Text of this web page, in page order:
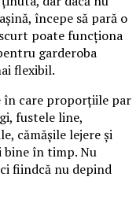
începe să pară o
poate funcționa
garderoba
flexibil.
în care proporțiile par
fustele line,
cămășile lejere și
bine în timp. Nu
fiindcă nu depind